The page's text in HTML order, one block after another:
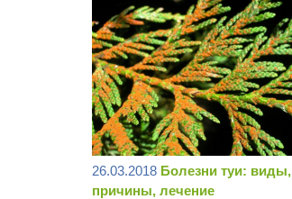
26.03.2018 Болезни туи: виды,
причины, лечение